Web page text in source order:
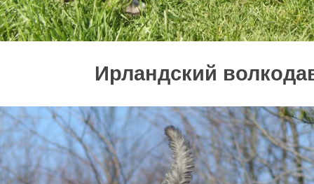
Ирландский